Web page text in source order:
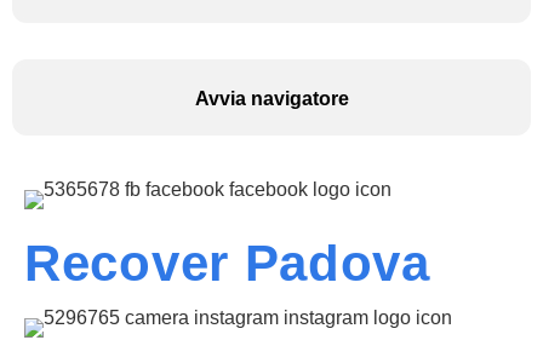
Avvia navigatore
Recover Padova